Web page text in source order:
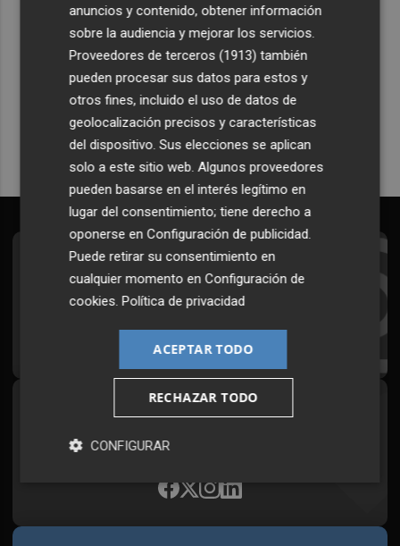
Recibe toda la actualidad de
Plaza Podcast en tu correo
Quiero suscribirme
Suscríbete al Boletín
Todos los días a primera hora en tu email
Síguenos en redes
Plaza Podcast, desde cualquier medio
anuncios y contenido, obtener información
sobre la audiencia y mejorar los servicios.
Proveedores de terceros (1913) también
pueden procesar sus datos para estos y
otros fines, incluido el uso de datos de
geolocalización precisos y características
del dispositivo. Sus elecciones se aplican
solo a este sitio web. Algunos proveedores
pueden basarse en el interés legítimo en
lugar del consentimiento; tiene derecho a
oponerse enConfiguración de publicidad.
Puede retirar su consentimiento en
cualquier momento enConfiguración de
cookies.Política de privacidad
ACEPTAR TODO
RECHAZAR TODO
CONFIGURAR